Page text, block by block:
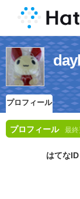
プロフィール
プロフィール 最終
はてなID